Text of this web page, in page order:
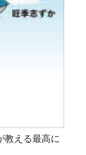
教える最高に